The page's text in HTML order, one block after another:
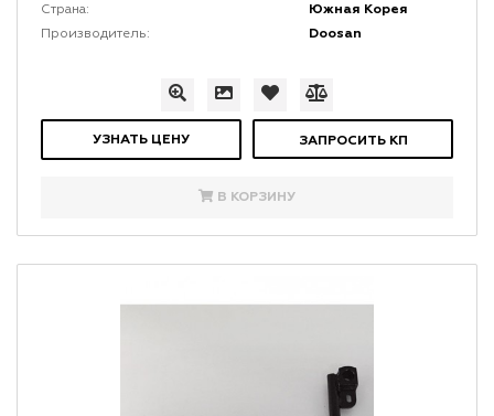
Страна: Южная Корея
Производитель: Doosan
УЗНАТЬ ЦЕНУ ЗАПРОСИТЬ КП
В КОРЗИНУ